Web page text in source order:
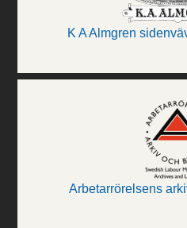
K A Almgren
Arbetarrörelsens